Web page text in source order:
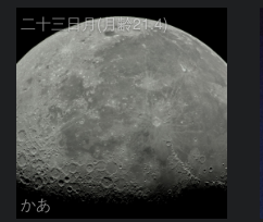
二十三日月(月齢21.4)
かあ